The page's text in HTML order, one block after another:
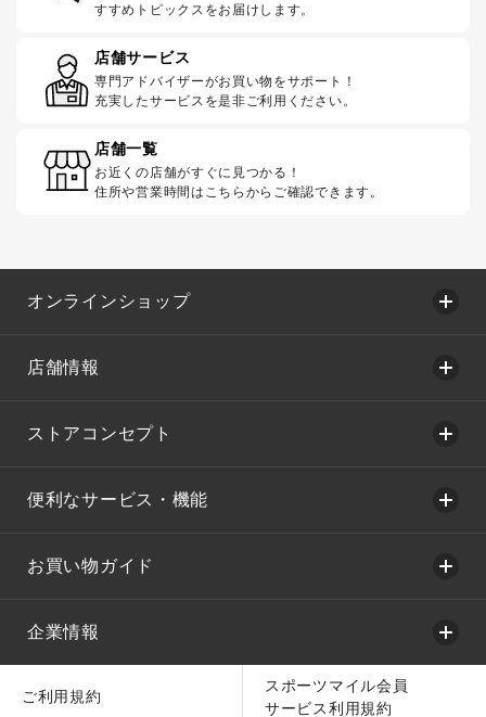
すすめトピックスをお届けします。
店舗サービス
専門アドバイザーがお買い物をサポート！
充実したサービスを是非ご利用ください。
店舗一覧
お近くの店舗がすぐに見つかる！
住所や営業時間はこちらからご確認できます。
オンラインショップ
店舗情報
ストアコンセプト
便利なサービス・機能
お買い物ガイド
企業情報
ご利用規約
スポーツマイル会員
サービス利用規約